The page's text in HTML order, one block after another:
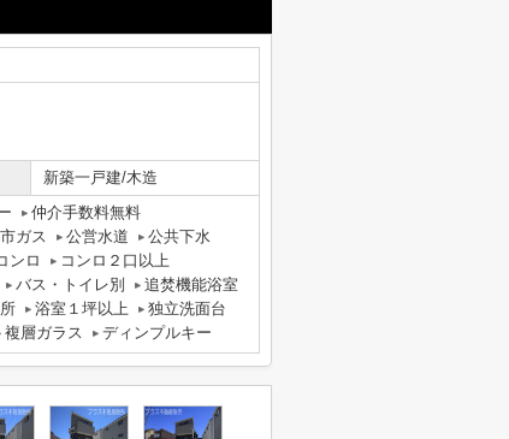
新築一戸建/木造
仲介手数料無料
ガス 公営水道
公共下水
ンロ
コンロ２口以上
バス・トイレ別
追焚機能浴室
浴室１坪以上
独立洗面台
複層ガラス ディンプルキー